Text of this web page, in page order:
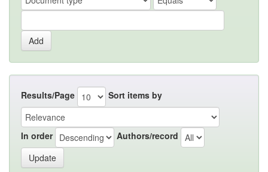
Results/Page Sort items by
In order Authors/record